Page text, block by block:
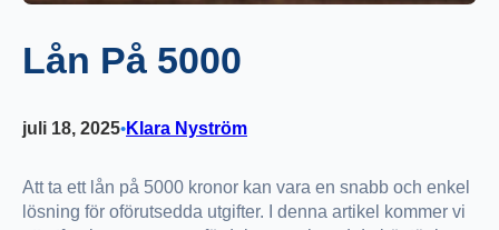
Lån På 5000
juli 18, 2025•Klara Nyström
Att ta ett lån på 5000 kronor kan vara en snabb och enkel
lösning för oförutsedda utgifter. I denna artikel kommer vi